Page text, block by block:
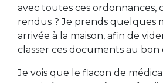
avec toutes ces ordonnances,
rendus ? Je prends quelques
arrivée à la maison, afin de
classer ces documents au bon
Je vois que le flacon de